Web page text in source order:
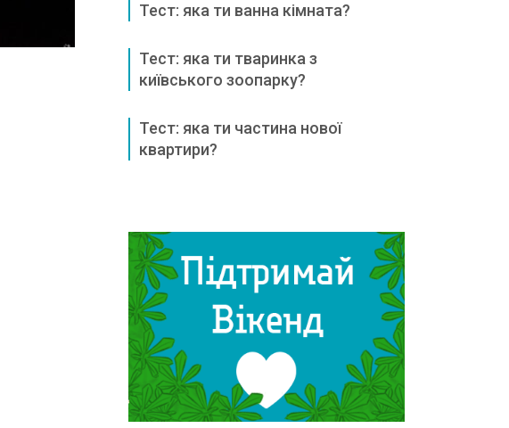
Тест: яка ти ванна кімната?
Тест: яка ти тваринка з
київського зоопарку?
Тест: яка ти частина нової
квартири?